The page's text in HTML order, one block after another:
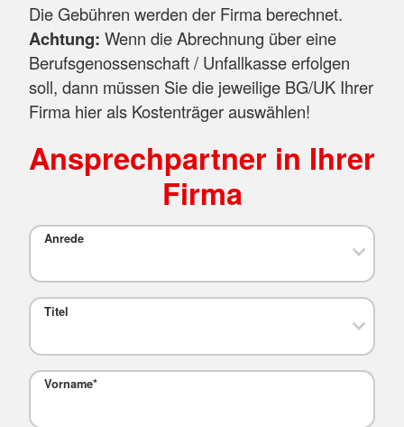
Die Gebühren werden der Firma berechnet.
Achtung: Wenn die Abrechnung über eine
Berufsgenossenschaft / Unfallkasse erfolgen
soll, dann müssen Sie die jeweilige BG/UK Ihrer
Firma hier als Kostenträger auswählen!
Ansprechpartner in Ihrer
Firma
Anrede
Titel
Vorname*